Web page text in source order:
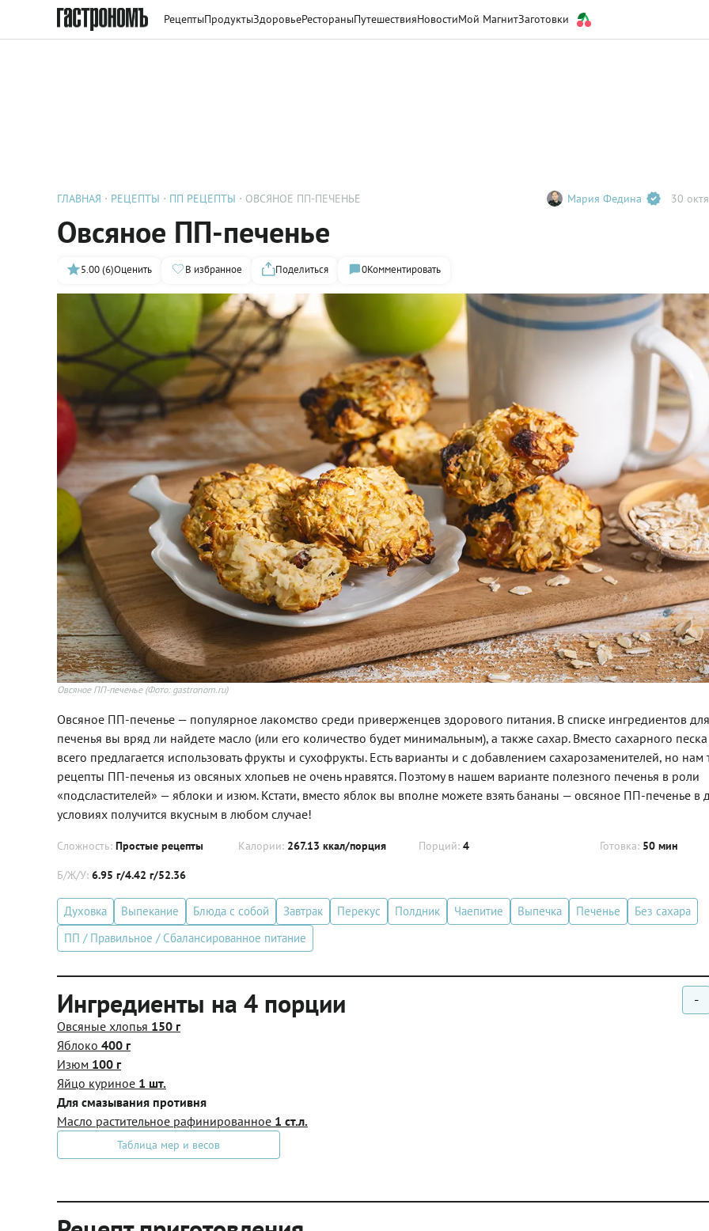
РецептыПродуктыЗдоровьеРестораныПутешествияНовостиМой МагнитЗаготовки
ГЛАВНАЯ РЕЦЕПТЫ ПП РЕЦЕПТЫ ОВСЯНОЕ ПП-ПЕЧЕНЬЕ Мария Федина 30
Овсяное ПП-печенье
5.00 (6)Оценить В избранное Поделиться 0Комментировать
Овсяное ПП-печенье(Фото: gastronom.ru)
Овсяное ПП-печенье — популярное лакомство среди приверженцев здорового питания. В списке ингредиентов
печенья вы вряд ли найдете масло (или его количество будет минимальным), а также сахар. Вместо сахарного
всего предлагается использовать фрукты и сухофрукты. Есть варианты и с добавлением сахарозаменителей, но нам
рецепты ПП-печенья из овсяных хлопьев не очень нравятся. Поэтому в нашем варианте полезного печенья в роли
«подсластителей» — яблоки и изюм. Кстати, вместо яблок вы вполне можете взять бананы — овсяное ПП-печенье
условиях получится вкусным в любом случае!
Сложность: Простые рецепты Калории: 267.13 ккал/порция Порций: 4 Готовка: 50 мин
Б/Ж/У: 6.95 г/4.42 г/52.36
Духовка Выпекание Блюда с собой Завтрак Перекус Полдник Чаепитие Выпечка Печенье
Без сахара
ПП / Правильное / Сбалансированное питание
Ингредиенты на 4 порции -
Овсяные хлопья 150 г
Яблоко 400 г
Изюм 100 г
Яйцо куриное 1 шт.
Для смазывания противня
Масло растительное рафинированное 1 ст.л.
Таблица мер и весов